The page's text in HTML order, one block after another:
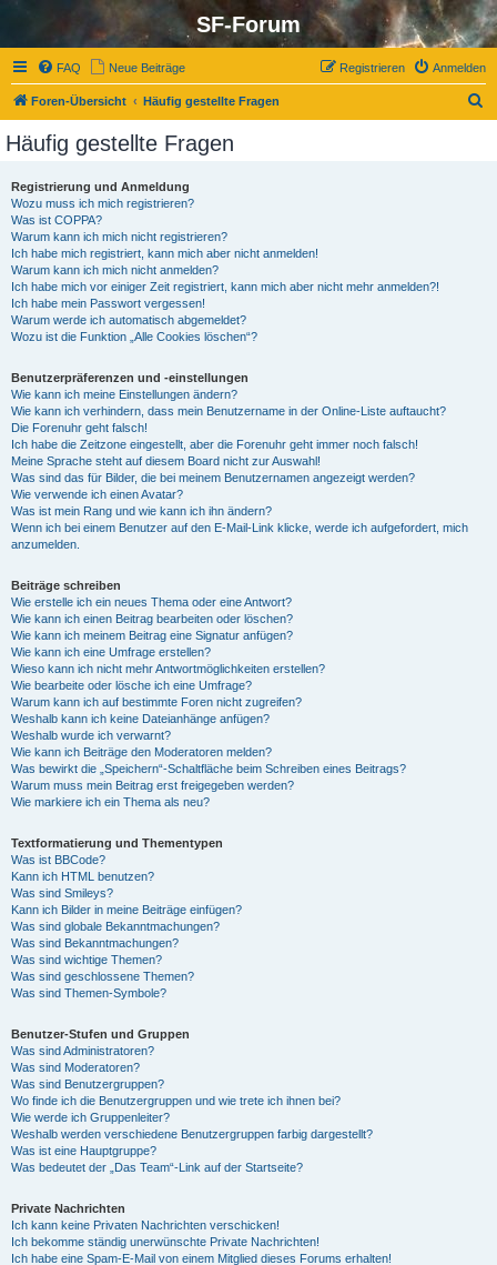
SF-Forum
FAQ Neue Beiträge Anmelden
Registrieren
Foren-Übersicht Häufig gestellte Fragen
Häufig gestellte Fragen
Registrierung und Anmeldung
Wozu muss ich mich registrieren?
Was ist COPPA?
Warum kann ich mich nicht registrieren?
Ich habe mich registriert, kann mich aber nicht anmelden!
Warum kann ich mich nicht anmelden?
Ich habe mich vor einiger Zeit registriert, kann mich aber nicht mehr anmelden?!
Ich habe mein Passwort vergessen!
Warum werde ich automatisch abgemeldet?
Wozu ist die Funktion „Alle Cookies löschen“?
Benutzerpräferenzen und -einstellungen
Wie kann ich meine Einstellungen ändern?
Wie kann ich verhindern, dass mein Benutzername in der Online-Liste auftaucht?
Die Forenuhr geht falsch!
Ich habe die Zeitzone eingestellt, aber die Forenuhr geht immer noch falsch!
Meine Sprache steht auf diesem Board nicht zur Auswahl!
Was sind das für Bilder, die bei meinem Benutzernamen angezeigt werden?
Wie verwende ich einen Avatar?
Was ist mein Rang und wie kann ich ihn ändern?
Wenn ich bei einem Benutzer auf den E-Mail-Link klicke, werde ich aufgefordert, mich
anzumelden.
Beiträge schreiben
Wie erstelle ich ein neues Thema oder eine Antwort?
Wie kann ich einen Beitrag bearbeiten oder löschen?
Wie kann ich meinem Beitrag eine Signatur anfügen?
Wie kann ich eine Umfrage erstellen?
Wieso kann ich nicht mehr Antwortmöglichkeiten erstellen?
Wie bearbeite oder lösche ich eine Umfrage?
Warum kann ich auf bestimmte Foren nicht zugreifen?
Weshalb kann ich keine Dateianhänge anfügen?
Weshalb wurde ich verwarnt?
Wie kann ich Beiträge den Moderatoren melden?
Was bewirkt die „Speichern“-Schaltfläche beim Schreiben eines Beitrags?
Warum muss mein Beitrag erst freigegeben werden?
Wie markiere ich ein Thema als neu?
Textformatierung und Thementypen
Was ist BBCode?
Kann ich HTML benutzen?
Was sind Smileys?
Kann ich Bilder in meine Beiträge einfügen?
Was sind globale Bekanntmachungen?
Was sind Bekanntmachungen?
Was sind wichtige Themen?
Was sind geschlossene Themen?
Was sind Themen-Symbole?
Benutzer-Stufen und Gruppen
Was sind Administratoren?
Was sind Moderatoren?
Was sind Benutzergruppen?
Wo finde ich die Benutzergruppen und wie trete ich ihnen bei?
Wie werde ich Gruppenleiter?
Weshalb werden verschiedene Benutzergruppen farbig dargestellt?
Was ist eine Hauptgruppe?
Was bedeutet der „Das Team“-Link auf der Startseite?
Private Nachrichten
Ich kann keine Privaten Nachrichten verschicken!
Ich bekomme ständig unerwünschte Private Nachrichten!
Ich habe eine Spam-E-Mail von einem Mitglied dieses Forums erhalten!